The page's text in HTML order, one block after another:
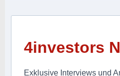
4investors
Exklusive Interviews und